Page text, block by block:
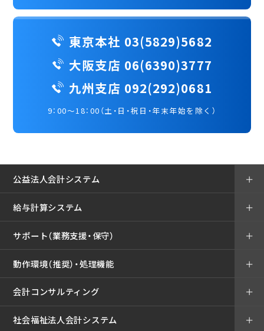
東京本社 03(5829)5682
大阪支店 06(6390)3777
九州支店 092(292)0681
9：00～18：00（土・日・祝日・年末年始を除く）
公益法人会計システム ＋
給与計算システム ＋
サポート（業務支援・保守） ＋
動作環境（推奨）・処理機能 ＋
会計コンサルティング ＋
社会福祉法人会計システム ＋